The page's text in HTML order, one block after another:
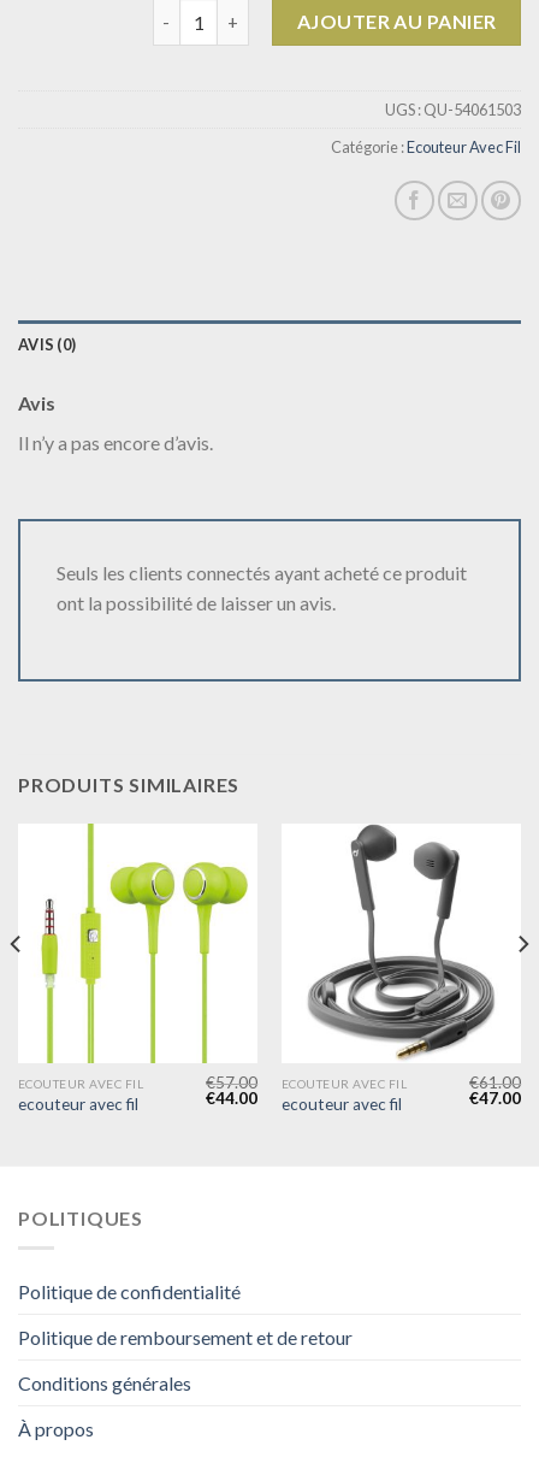
AJOUTER AU PANIER
UGS :QU-54061503
Catégorie :Ecouteur Avec Fil
AVIS (0)
Avis
Il n’y a pas encore d’avis.
Seuls les clients connectés ayant acheté ce produit
ont la possibilité de laisser un avis.
PRODUITS SIMILAIRES
ECOUTEUR AVEC FIL
ecouteur avec fil
€57.00
€44.00
ECOUTEUR AVEC FIL
ecouteur avec fil
€61.00
€47.00
POLITIQUES
Politique de confidentialité
Politique de remboursement et de retour
Conditions générales
À propos